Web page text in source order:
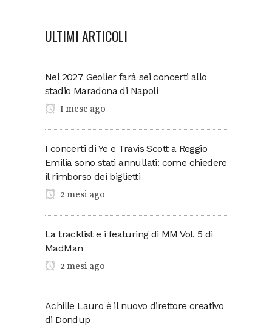
ULTIMI ARTICOLI
Nel 2027 Geolier farà sei concerti allo
stadio Maradona di Napoli
1 mese ago
I concerti di Ye e Travis Scott a Reggio
Emilia sono stati annullati: come chiedere
il rimborso dei biglietti
2 mesi ago
La tracklist e i featuring di MM Vol. 5 di
MadMan
2 mesi ago
Achille Lauro è il nuovo direttore creativo
di Dondup